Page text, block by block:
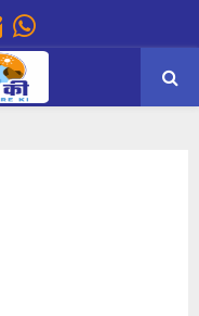
EmailWhatsapp